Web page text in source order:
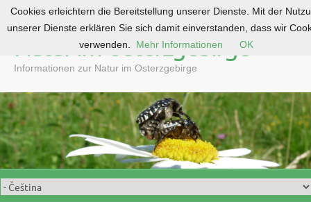
o
c
o
n
e
n
Natur im Osterzgebirge
Informationen zur Natur im Osterzgebirge
Cookies erleichtern die Bereitstellung unserer Dienste. Mit der
unserer Dienste erklären Sie sich damit einverstanden, dass wir
verwenden.
Mehr Informationen OK